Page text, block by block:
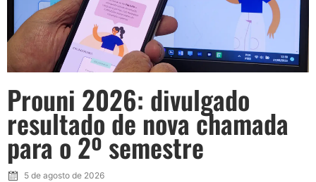
Prouni 2026: divulgado
resultado de nova chamada
para o 2º semestre
5 de agosto de 2026